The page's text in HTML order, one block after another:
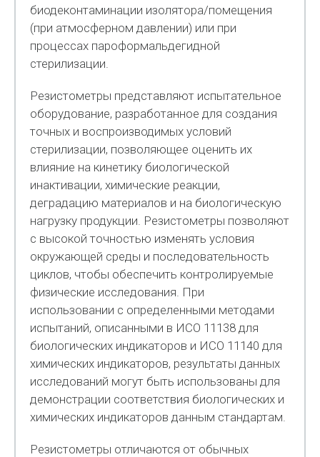
биодеконтаминации изолятора/помещения
(при атмосферном давлении) или при
процессах пароформальдегидной
стерилизации.
Резистометры представляют испытательное
оборудование, разработанное для создания
точных и воспроизводимых условий
стерилизации, позволяющее оценить их
влияние на кинетику биологической
инактивации, химические реакции,
деградацию материалов и на биологическую
нагрузку продукции. Резистометры позволяют
с высокой точностью изменять условия
окружающей среды и последовательность
циклов, чтобы обеспечить контролируемые
физические исследования. При
использовании с определенными методами
испытаний, описанными в ИСО 11138 для
биологических индикаторов и ИСО 11140 для
химических индикаторов, результаты данных
исследований могут быть использованы для
демонстрации соответствия биологических и
химических индикаторов данным стандартам.
Резистометры отличаются от обычных